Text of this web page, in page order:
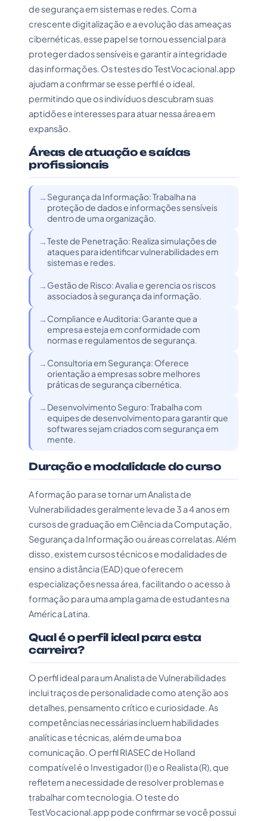
de segurança em sistemas e redes. Com a
crescente digitalização e a evolução das ameaças
cibernéticas, esse papel se tornou essencial para
proteger dados sensíveis e garantir a integridade
das informações. Os testes do TestVocacional.app
ajudam a confirmar se esse perfil é o ideal,
permitindo que os indivíduos descubram suas
aptidões e interesses para atuar nessa área em
expansão.
Áreas de atuação e saídas
profissionais
Segurança da Informação: Trabalha na
proteção de dados e informações sensíveis
dentro de uma organização.
Teste de Penetração: Realiza simulações de
ataques para identificar vulnerabilidades em
sistemas e redes.
Gestão de Risco: Avalia e gerencia os riscos
associados à segurança da informação.
Compliance e Auditoria: Garante que a
empresa esteja em conformidade com
normas e regulamentos de segurança.
Consultoria em Segurança: Oferece
orientação a empresas sobre melhores
práticas de segurança cibernética.
Desenvolvimento Seguro: Trabalha com
equipes de desenvolvimento para garantir que
softwares sejam criados com segurança em
mente.
Duração e modalidade do curso
A formação para se tornar um Analista de
Vulnerabilidades geralmente leva de 3 a 4 anos em
cursos de graduação em Ciência da Computação,
Segurança da Informação ou áreas correlatas. Além
disso, existem cursos técnicos e modalidades de
ensino a distância (EAD) que oferecem
especializações nessa área, facilitando o acesso à
formação para uma ampla gama de estudantes na
América Latina.
Qual é o perfil ideal para esta
carreira?
O perfil ideal para um Analista de Vulnerabilidades
inclui traços de personalidade como atenção aos
detalhes, pensamento crítico e curiosidade. As
competências necessárias incluem habilidades
analíticas e técnicas, além de uma boa
comunicação. O perfil RIASEC de Holland
compatível é o Investigador (I) e o Realista (R), que
refletem a necessidade de resolver problemas e
trabalhar com tecnologia. O teste do
TestVocacional.app pode confirmar se você possui